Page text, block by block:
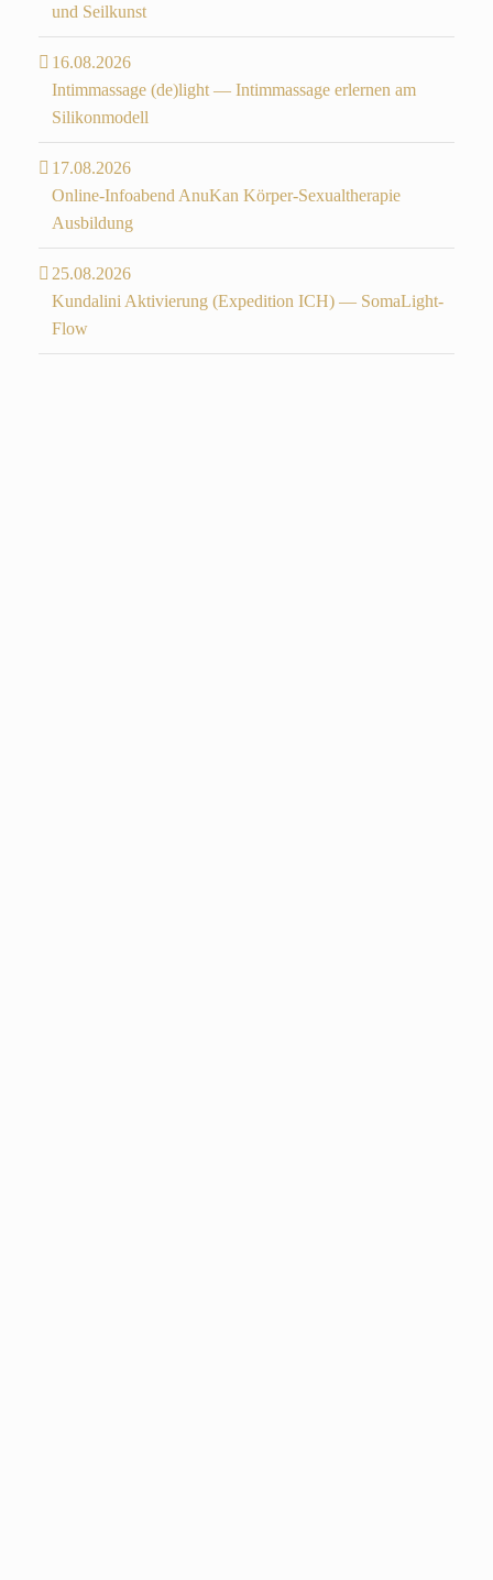
und Seilkunst
16.08.2026
Intimmassage (de)light — Intimmassage erlernen am
Silikonmodell
17.08.2026
Online-Infoabend AnuKan Körper-Sexualtherapie
Ausbildung
25.08.2026
Kundalini Aktivierung (Expedition ICH) — SomaLight-
Flow